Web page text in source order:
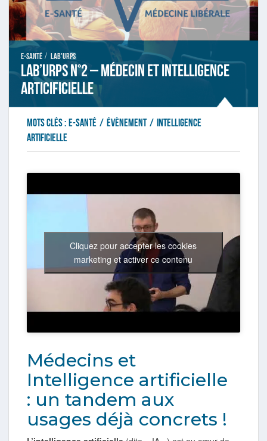
E-santé / Lab'URPS
Lab’URPS n°2 – Médecin et Intelligence
articificielle
Mots clés : e-santé / évènement / intelligence
artificielle
Cliquez pour accepter les cookies
marketing et activer ce contenu
Médecins et
Intelligence artificielle
: un tandem aux
usages déjà concrets !